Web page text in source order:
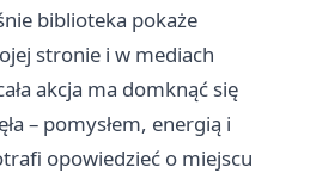
biblioteka pokaże
stronie i w mediach
akcja ma domknąć się
– pomysłem, energią i
opowiedzieć o miejscu